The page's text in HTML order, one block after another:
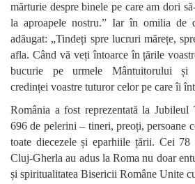
mărturie despre binele pe care am dori
la aproapele nostru.” Iar în omilia de
adăugat: „Tindeți spre lucruri mărețe,
afla. Când vă veți întoarce în țările
bucurie pe urmele Mântuitorului și
credinței voastre tuturor celor pe care îi
România a fost reprezentată la
696 de pelerini – tineri, preoți, persoane
toate diecezele și eparhiile țării. Cei
Cluj-Gherla au adus la Roma nu doar
și spiritualitatea Bisericii Române Unite